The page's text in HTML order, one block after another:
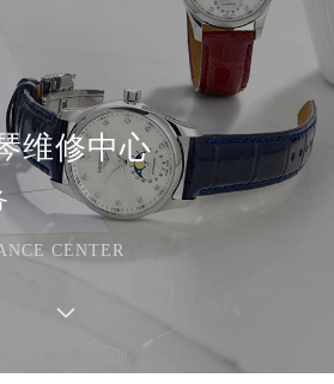
维修中心
CENTER